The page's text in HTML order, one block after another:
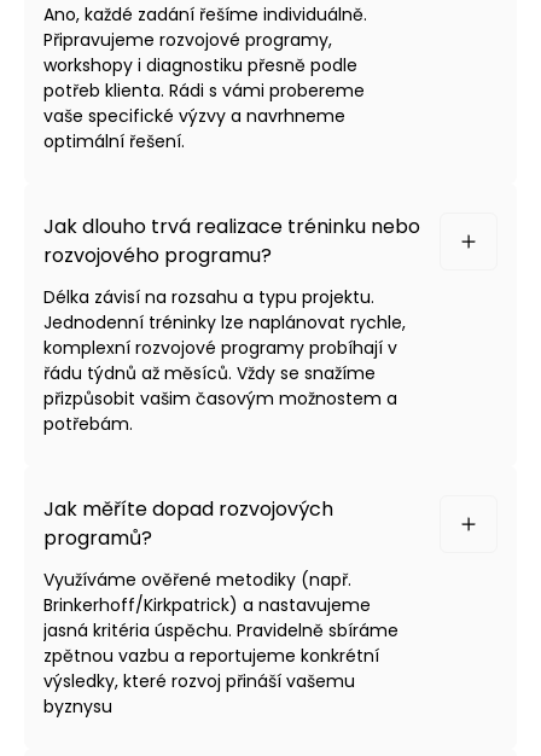
Ano, každé zadání řešíme individuálně.
Připravujeme rozvojové programy,
workshopy i diagnostiku přesně podle
potřeb klienta. Rádi s vámi probereme
vaše specifické výzvy a navrhneme
optimální řešení.
Jak dlouho trvá realizace tréninku nebo
rozvojového programu?
Délka závisí na rozsahu a typu projektu.
Jednodenní tréninky lze naplánovat rychle,
komplexní rozvojové programy probíhají v
řádu týdnů až měsíců. Vždy se snažíme
přizpůsobit vašim časovým možnostem a
potřebám.
Jak měříte dopad rozvojových
programů?
Využíváme ověřené metodiky (např.
Brinkerhoff/Kirkpatrick) a nastavujeme
jasná kritéria úspěchu. Pravidelně sbíráme
zpětnou vazbu a reportujeme konkrétní
výsledky, které rozvoj přináší vašemu
byznysu